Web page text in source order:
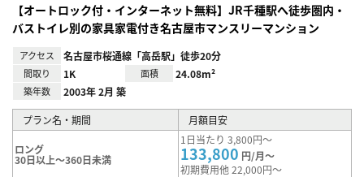
【オートロック付・インターネット無料】JR千種駅へ徒歩圏内・
バストイレ別の家具家電付き名古屋市マンスリーマンション
アクセス 名古屋市桜通線「高岳駅」徒歩20分
間取り 1K 面積 24.08m²
築年数 2003年 2月 築
プラン名・期間 月額目安
ロング
30日以上～360日未満
1日当たり 3,800円～
133,800 円/月～
初期費用他 22,000円～